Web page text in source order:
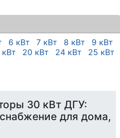
6 кВт 7 кВт 8 кВт
9 кВт
кВт 20 кВт 24 кВт
25 кВт
30 кВт ДГУ:
для дома,